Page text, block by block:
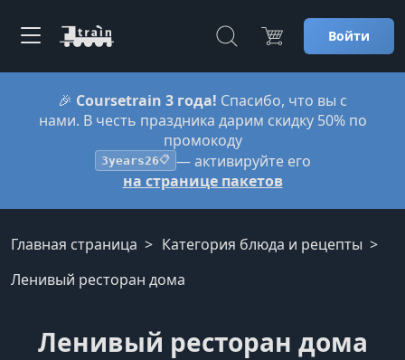
Войти
🎉 Coursetrain 3 года! Спасибо, что вы с
нами. В честь праздника дарим скидку 50% по
промокоду
3years26📋 — активируйте его
на странице пакетов
Главная страница
Категория блюда и рецепты
Ленивый ресторан дома
Ленивый ресторан дома